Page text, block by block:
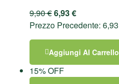
9,90€6,93€
Prezzo Precedente: 6,93
Aggiungi Al Carrello
15% OFF